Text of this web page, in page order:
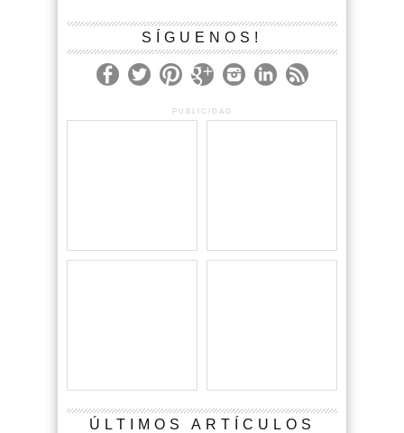
SÍGUENOS!
PUBLICIDAD
ÚLTIMOS ARTÍCULOS